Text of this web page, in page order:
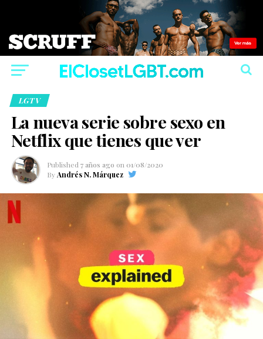
LGTV
La nueva serie sobre sexo en
Netflix que tienes que ver
Published 7 años ago on 01/08/2020
By Andrés N. Márquez